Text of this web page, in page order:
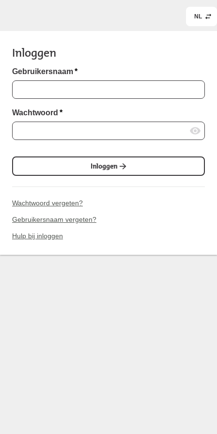
NL
Inloggen
Gebruikersnaam*
Wachtwoord *
Inloggen
Wachtwoord vergeten?
Gebruikersnaam vergeten?
Hulp bij inloggen